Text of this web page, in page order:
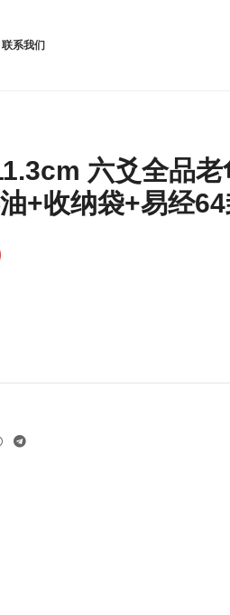
联系我们
六爻全品
+收纳袋+易经